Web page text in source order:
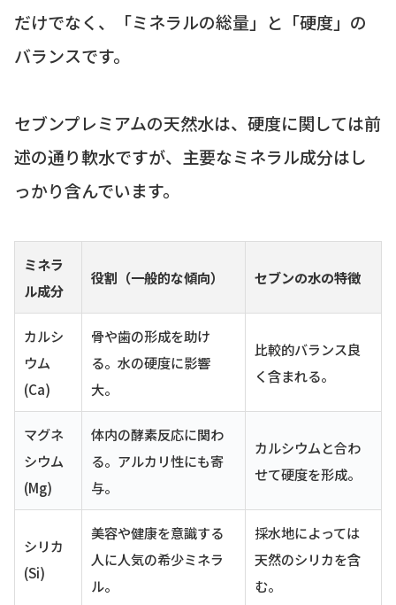
だけでなく、「ミネラルの総量」と「硬度」の
バランスです。
セブンプレミアムの天然水は、硬度に関しては前
述の通り軟水ですが、主要なミネラル成分はし
っかり含んでいます。
ミネラ
ル成分
役割（一般的な傾向） セブンの水の特徴
カルシ
ウム
(Ca)
骨や歯の形成を助け
る。水の硬度に影響
大。
比較的バランス良
く含まれる。
マグネ
シウム
(Mg)
体内の酵素反応に関わ
る。アルカリ性にも寄
与。
カルシウムと合わ
せて硬度を形成。
シリカ
(Si)
美容や健康を意識する
人に人気の希少ミネラ
ル。
採水地によっては
天然のシリカを含
む。